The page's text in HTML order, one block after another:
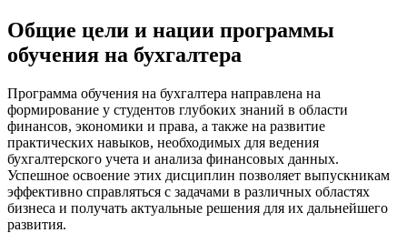
Общие цели и нации программы
обучения на бухгалтера
Программа обучения на бухгалтера направлена на
формирование у студентов глубоких знаний в области
финансов, экономики и права, а также на развитие
практических навыков, необходимых для ведения
бухгалтерского учета и анализа финансовых данных.
Успешное освоение этих дисциплин позволяет выпускникам
эффективно справляться с задачами в различных областях
бизнеса и получать актуальные решения для их дальнейшего
развития.